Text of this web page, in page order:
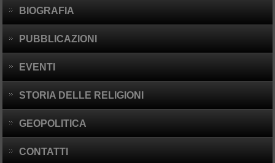
BIOGRAFIA
PUBBLICAZIONI
EVENTI
STORIA DELLE RELIGIONI
GEOPOLITICA
CONTATTI